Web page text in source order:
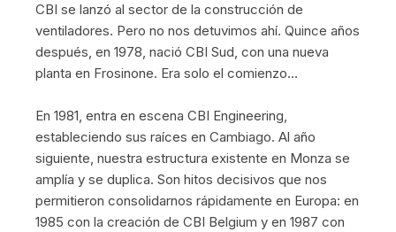
CBI se lanzó al sector de la construcción de
ventiladores. Pero no nos detuvimos ahí. Quince años
después, en 1978, nació CBI Sud, con una nueva
planta en Frosinone. Era solo el comienzo…
En 1981, entra en escena CBI Engineering,
estableciendo sus raíces en Cambiago. Al año
siguiente, nuestra estructura existente en Monza se
amplía y se duplica. Son hitos decisivos que nos
permitieron consolidarnos rápidamente en Europa: en
1985 con la creación de CBI Belgium y en 1987 con